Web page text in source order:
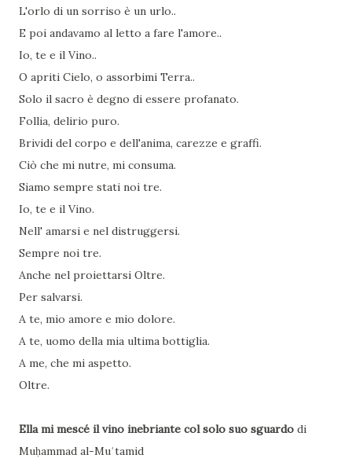
L'orlo di un sorriso è un urlo..
E poi andavamo al letto a fare l'amore..
Io, te e il Vino..
O apriti Cielo, o assorbimi Terra..
Solo il sacro è degno di essere profanato.
Follia, delirio puro.
Brividi del corpo e dell'anima, carezze e graffi.
Ciò che mi nutre, mi consuma.
Siamo sempre stati noi tre.
Io, te e il Vino.
Nell' amarsi e nel distruggersi.
Sempre noi tre.
Anche nel proiettarsi Oltre.
Per salvarsi.
A te, mio amore e mio dolore.
A te, uomo della mia ultima bottiglia.
A me, che mi aspetto.
Oltre.
Ella mi mescé il vino inebriante col solo suo sguardo di
Muḥammad al-Muʿtamid